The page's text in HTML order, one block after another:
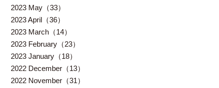
2023 May（33）
2023 April（36）
2023 March（14）
2023 February（23）
2023 January（18）
2022 December（13）
2022 November（31）